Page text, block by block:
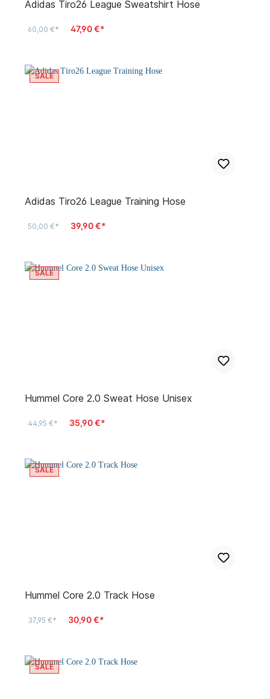
Adidas Tiro26 League Sweatshirt Hose
60,00 €* 47,90 €*
SALE
Adidas Tiro26 League Training Hose
50,00 €* 39,90 €*
SALE
Hummel Core 2.0 Sweat Hose Unisex
44,95 €* 35,90 €*
SALE
Hummel Core 2.0 Track Hose
37,95 €* 30,90 €*
SALE